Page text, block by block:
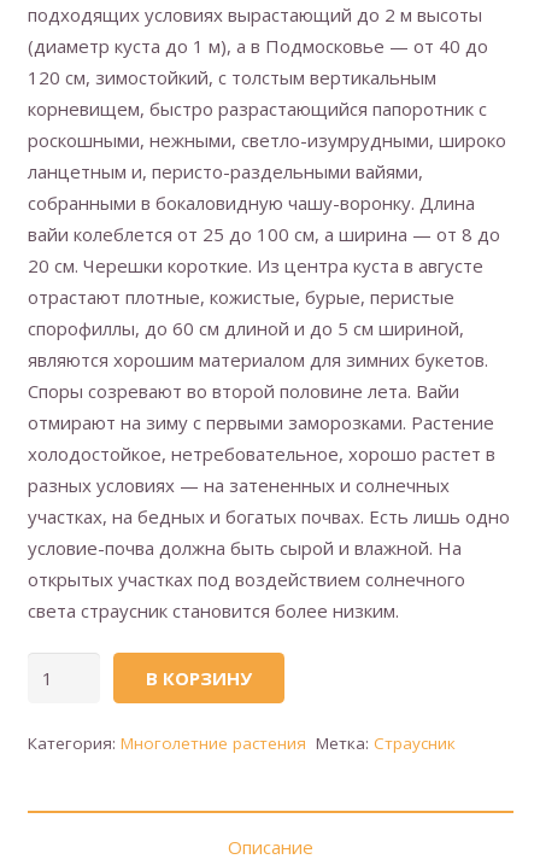
подходящих условиях вырастающий до 2 м высоты
(диаметр куста до 1 м), а в Подмосковье — от 40 до
120 см, зимостойкий, с толстым вертикальным
корневищем, быстро разрастающийся папоротник с
роскошными, нежными, светло-изумрудными, широко
ланцетным и, перисто-раздельными вайями,
собранными в бокаловидную чашу-воронку. Длина
вайи колеблется от 25 до 100 см, а ширина — от 8 до
20 см. Черешки короткие. Из центра куста в августе
отрастают плотные, кожистые, бурые, перистые
спорофиллы, до 60 см длиной и до 5 см шириной,
являются хорошим материалом для зимних букетов.
Споры созревают во второй половине лета. Вайи
отмирают на зиму с первыми заморозками. Растение
холодостойкое, нетребовательное, хорошо растет в
разных условиях — на затененных и солнечных
участках, на бедных и богатых почвах. Есть лишь одно
условие-почва должна быть сырой и влажной. На
открытых участках под воздействием солнечного
света страусник становится более низким.
Количество
В КОРЗИНУ
Категория: Многолетние растения Метка: Страусник
Описание